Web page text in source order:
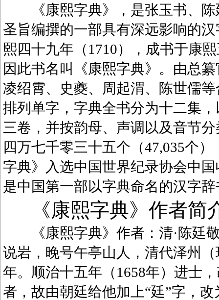
《康熙字典》，是张玉书、陈
圣旨编撰的一部具有深远影响的
熙四十九年（1710），成书于康
因此书名叫《康熙字典》。由总
凌绍霄、史夔、周起渭、陈世儒
排列单字，字典全书分为十二集
三卷，并按韵母、声调以及音节
四万七千零三十五个（47,035个
字典》入选中国世界纪录协会中
是中国第一部以字典命名的汉字辞
《康熙字典》作者简
《康熙字典》作者：清·陈廷敬
说岩，晚号午亭山人，清代泽州
年。顺治十五年（1658年）进士
者，故由朝廷给他加上“廷”字，